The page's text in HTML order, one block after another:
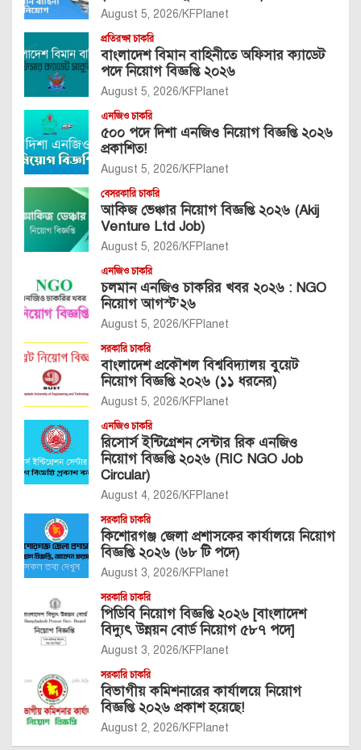
August 5, 2026 KFPlanet
প্রতিরক্ষা চাকরি
বাংলাদেশ বিমান বাহিনীতে অফিসার ক্যাডেট
পদে নিয়োগ বিজ্ঞপ্তি ২০২৬
August 5, 2026 KFPlanet
এনজিও চাকরি
৫০০ পদে দিশা এনজিও নিয়োগ বিজ্ঞপ্তি ২০২৬
প্রকাশিত!
August 5, 2026 KFPlanet
বেসরকারি চাকরি
আকিজ ভেঞ্চার নিয়োগ বিজ্ঞপ্তি ২০২৬ (Akij
Venture Ltd Job)
August 5, 2026 KFPlanet
এনজিও চাকরি
চলমান এনজিও চাকরির খবর ২০২৬ : NGO
নিয়োগ আগস্ট’২৬
August 5, 2026 KFPlanet
সরকারি চাকরি
বাংলাদেশ প্রকৌশল বিশ্ববিদ্যালয় বুয়েট
নিয়োগ বিজ্ঞপ্তি ২০২৬ (১১ ধরনের)
August 5, 2026 KFPlanet
এনজিও চাকরি
রিসোর্স ইন্টিগ্রেশন সেন্টার রিক এনজিও
নিয়োগ বিজ্ঞপ্তি ২০২৬ (RIC NGO Job
Circular)
August 4, 2026 KFPlanet
সরকারি চাকরি
কিশোরগঞ্জ জেলা প্রশাসকের কার্যালয়ে নিয়োগ
বিজ্ঞপ্তি ২০২৬ (৬৮ টি পদে)
August 3, 2026 KFPlanet
সরকারি চাকরি
পিডিবি নিয়োগ বিজ্ঞপ্তি ২০২৬ [বাংলাদেশ
বিদ্যুৎ উন্নয়ন বোর্ড নিয়োগ ৫৮৭ পদে]
August 3, 2026 KFPlanet
সরকারি চাকরি
বিভাগীয় কমিশনারের কার্যালয়ে নিয়োগ
বিজ্ঞপ্তি ২০২৬ প্রকাশ হয়েছে!
August 2, 2026 KFPlanet